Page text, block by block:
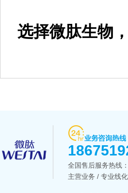
选择微肽生物
全国售后服务热线：
主营业务 / 专业线